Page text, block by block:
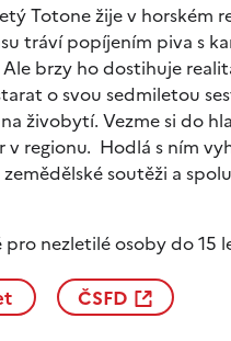
Totone žije v horském
tráví popíjením piva s
brzy ho dostihuje
o svou sedmiletou
živobytí. Vezme si do
v regionu. Hodlá s ním
soutěži a
nezletilé osoby do 15
ČSFD